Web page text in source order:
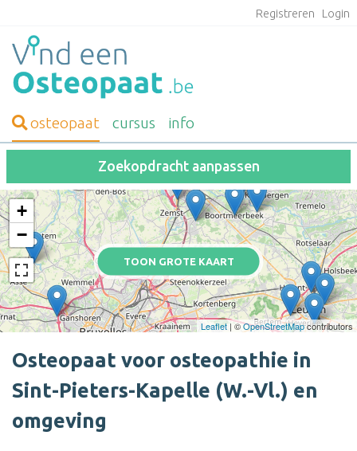
Registreren Login
osteopaat cursus info
Zoekopdracht aanpassen
TOON GROTE KAART
+
−
Leaflet| ©OpenStreetMapcontributors
Osteopaat voor osteopathie in
Sint-Pieters-Kapelle (W.-Vl.) en
omgeving